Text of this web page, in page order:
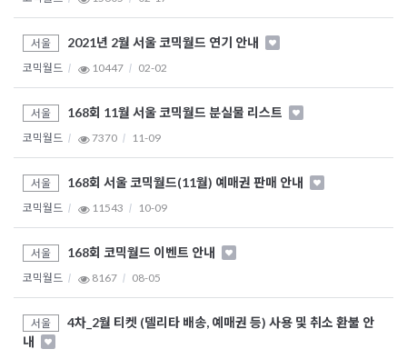
서울 2021년 2월 서울 코믹월드 연기 안내
코믹월드 10447 02-02
서울 168회 11월 서울 코믹월드 분실물 리스트
코믹월드 7370 11-09
서울 168회 서울 코믹월드(11월) 예매권 판매 안내
코믹월드 11543 10-09
서울 168회 코믹월드 이벤트 안내
코믹월드 8167 08-05
서울
4차_2월 티켓 (델리타 배송, 예매권 등) 사용 및 취소 환불 안
내